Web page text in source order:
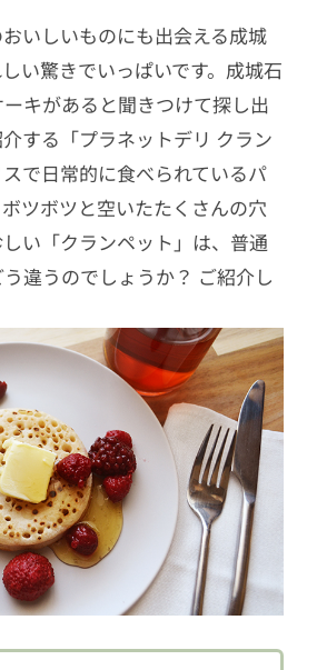
いしいものにも出会える成城
い驚きでいっぱいです。成城石
キがあると聞きつけて探し出
する「プラネットデリ クラン
で日常的に食べられているパ
ツボツと空いたたくさんの穴
い「クランペット」は、普通
違うのでしょうか？ ご紹介し